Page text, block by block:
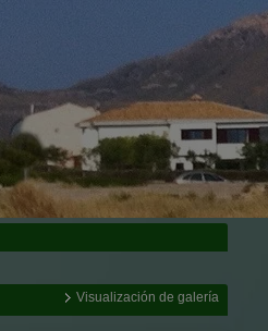
Visualización de galería
de consentimiento